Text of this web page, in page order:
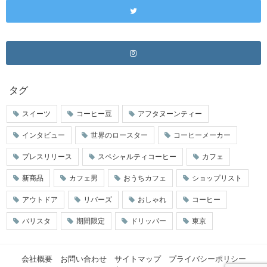
タグ
スイーツ コーヒー豆 アフタヌーンティー
インタビュー 世界のロースター コーヒーメーカー
プレスリリース スペシャルティコーヒー カフェ
新商品 カフェ男 おうちカフェ ショップリスト
アウトドア リバーズ おしゃれ コーヒー
バリスタ 期間限定 ドリッパー 東京
会社概要 お問い合わせ サイトマップ
プライバシーポリシー